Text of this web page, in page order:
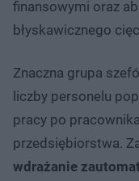
finansowymi oraz
błyskawicznego
Znaczna grupa
liczby personelu
pracy po
przedsiębiorstwa.
wdrażanie